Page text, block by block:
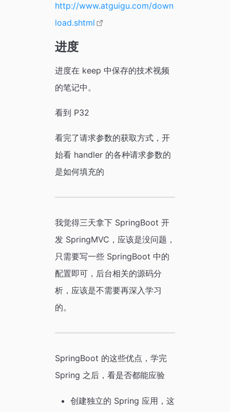
http://www.atguigu.com/down
load.shtml
进度
进度在 keep 中保存的技术视频
的笔记中。
看到 P32
看完了请求参数的获取方式，开
始看 handler 的各种请求参数的
是如何填充的
我觉得三天拿下 SpringBoot 开
发 SpringMVC，应该是没问题，
只需要写一些 SpringBoot 中的
配置即可，后台相关的源码分
析，应该是不需要再深入学习
的。
SpringBoot 的这些优点，学完
Spring 之后，看是否都能应验
创建独立的 Spring 应用，这